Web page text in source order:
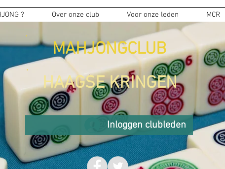
? Over onze club Voor onze leden MCR
MAHJONGCLUB
HAAGSE KRINGEN
Inloggen clubleden